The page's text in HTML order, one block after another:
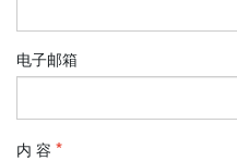
电子邮箱
内 容